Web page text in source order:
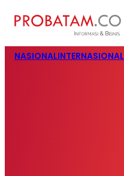
NASIONALINTERNASIONAL